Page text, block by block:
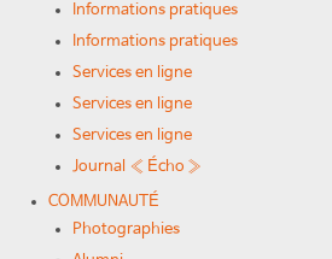
Informations pratiques
Informations pratiques
Services en ligne
Services en ligne
Services en ligne
Journal « Écho »
COMMUNAUTÉ
Photographies